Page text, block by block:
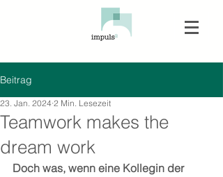
Beitrag
Teamwork makes the
dream work
23. Jan. 2024 2 Min. Lesezeit
Doch was, wenn eine Kollegin der